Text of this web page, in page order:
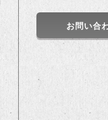
お問い合